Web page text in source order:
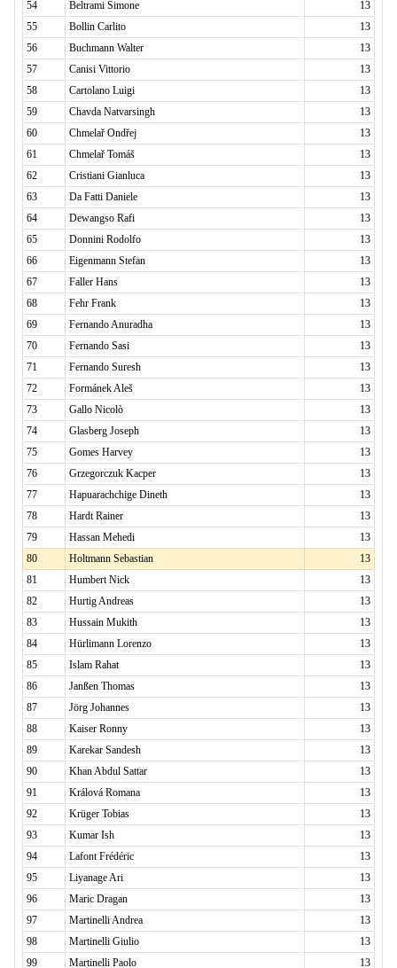
54 Beltrami Simone
13
55
Bollin Carlito
13
56
Buchmann Walter
13
57
Canisi Vittorio
13
58
Cartolano Luigi
13
59
Chavda Natvarsingh
13
60
Chmelař Ondřej
13
61
Chmelař Tomáš
13
62
Cristiani Gianluca
13
63
Da Fatti Daniele
13
64
Dewangso Rafi
13
65
Donnini Rodolfo
13
66
Eigenmann Stefan
13
67
Faller Hans
13
68
Fehr Frank
13
69
Fernando Anuradha
13
70
Fernando Sasi
13
71
Fernando Suresh
13
72
Formánek Aleš
13
73
Gallo Nicolò
13
74
Glasberg Joseph
13
75
Gomes Harvey
13
76
Grzegorczuk Kacper
13
77
Hapuarachchige Dineth
13
78
Hardt Rainer
13
79
Hassan Mehedi
13
80
Holtmann Sebastian
13
81
Humbert Nick
13
82
Hurtig Andreas
13
83
Hussain Mukith
13
84
Hürlimann Lorenzo
13
85
Islam Rahat
13
86
Janßen Thomas
13
87
Jörg Johannes
13
88
Kaiser Ronny
13
89
Karekar Sandesh
13
90
Khan Abdul Sattar
13
91
Králová Romana
13
92
Krüger Tobias
13
93
Kumar Ish
13
94
Lafont Frédéric
13
95
Liyanage Ari
13
96
Maric Dragan
13
97
Martinelli Andrea
13
98
Martinelli Giulio
13
99
Martinelli Paolo
13